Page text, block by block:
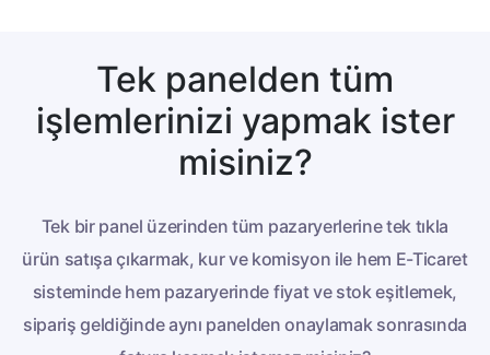
Tek panelden tüm
işlemlerinizi yapmak ister
misiniz?
Tek bir panel üzerinden tüm pazaryerlerine tek tıkla
ürün satışa çıkarmak, kur ve komisyon ile hem E-Ticaret
sisteminde hem pazaryerinde fiyat ve stok eşitlemek,
sipariş geldiğinde aynı panelden onaylamak sonrasında